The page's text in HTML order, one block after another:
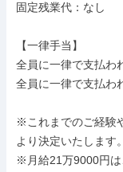
固定残業代：なし
【一律手当】
全員に一律で支払わ
全員に一律で支払わ
※これまでのご経験
より決定いたします。
※月給21万9000円は